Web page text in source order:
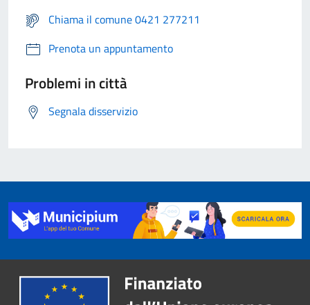
Chiama il comune 0421 277211
Prenota un appuntamento
Problemi in città
Segnala disservizio